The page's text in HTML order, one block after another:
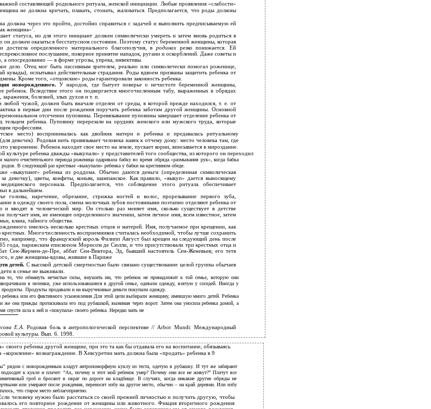
составляющей родильного ритуала, женской инициации. Любые проявления «слабости»
не должна кричать, плакать, стонать, жаловаться. Предполагается, что роды должны
должна через это пройти, достойно справиться с задачей и выполнить предписываемую ей
женщина» 1
статуса, но для этого инициант должен символически умереть и затем вновь родиться в
он должен оказаться бесстатусном состоянии. Поэтому статус беременной женщины, которая
достигла определенного материального благополучия, в родинах резко понижается. Ей
послушание, покорное принятие нападок, ругани и оскорблений. Даже советы и
а опосредованно — в форме угрозы, упрека, инвективы.
дело. Отец мог быть пассивным зрителем, реально или символически помогал роженице,
кувады), испытывал действительные страдания. Роды вдвоем призваны защитить ребенка от
Кроме того, «отцовские» роды гарантировали законность ребенка.
новорожденного.У народов, где бытует поверье о нечистоте беременной женщины,
ребенок. Вследствие этого он подвергается многочисленным табу, выраженных в обрядах
болезней, злых духов и т. п.
чужой, должен быть вначале отделен от среды, в которой прежде находился, т. е. от
в первые дни после рождения поручать ребенка заботам другой женщины. Основной
отсечении пуповины. Перевязывание пуповины завершает отделение ребенка от
тельцем ребенка. Пуповину перерезали на орудиях женского или мужского труда, которые
профессиям.
место) воспринималась как двойник матери и ребенка и предавалась ритуальному
девочек). Родовая нить привязывает человека навек к отчему дому: место человека там, где
укоренение. Ребенок находит свое место на земле, пускает корни, вписывается в мироздание.
культуре ребенка дважды «выкупали» у представителей того сообщества, из которого он переходил
очистительного периода роженица одаривала бабку во время обряда «размывания рук», когда бабка
родов. В следующий раз крестные «выкупали» ребенка у бабки на крестинном обеде.
«выкупают» ребенка из роддома. Обычно даются деньги (определенная символическая
девочку), цветы, конфеты, коньяк, шампанское. Как правило, «выкуп» дается выносящему
персонала. Предполагается, что соблюдение этого ритуала обеспечивает
в дальнейшем.
головы, наречение, обрезание, стрижка ногтей и волос, прорезывание первого зуба,
в одежду своего пола, смена молочных зубов постоянными поэтапно отделяют ребенка от
и вводят в человеческий мир. Он столько раз меняет имя, сколько существует в детстве
получает имя, не имеющее определенного значении, затем личное имя, всем известное, затем
клана, тайного общества.
имелось несколько крестных отцов и матерей. Имя, получаемое при крещении, как
Многочисленность восприемников считалась необходимой, чтобы лучше сохранить
например, что французский король Филипп Август был крещен на следующий день после
года, парижским епископом Морисом де Сюлли, и что присутствовали три крестных отца и
Сен-Жермен-де-Пре, аббат Сен-Виктора, Эд, бывший настоятель Сен-Женевьев; его тетя
и две женщины-вдовы, жившие в Париже
детей. С высокой детской смертностью было связано существование целой группы обычаев
в семье не выживали.
то, что обмануть нечистые силы, внушить им, что ребенок не принадлежит к той семье, которую они
в пеленки, уже использовавшиеся в другой семье, одевали одежду, взятую у соседей. Иногда у
продукты. Продукты продавали и на выручекнные деньги покупали одежду.
ребенка или его фиктивного усыновления Для этой цели выбирали женщину, имевшую много детей. Ребенка
же она трижды протаскивала его под рубашкой, вынимая через ворот. Затем она уносила ребенка домой, а
спустя шла к ней и «покупала» своего ребенка. Нередко мать не
Е.А.Родовая боль в антропологической перспективе // Arbor Mundi: Международный
культуры. Вып. 6. 1998.
своего ребенка другой женщине, при это та как бы отдавала его на воспитание, обязываясь
«кормление» вознаграждение. В Хевсуретии мать должна была «продать» ребенка в 9
рядом с новорожденным кладут антропоморфную куклу из теста, одетую в рубашку. И тут же забирают
к кукле и плачет: “Ах, почему и этот мой ребенок умер? Почему они все не живут?” Плачут все
гроб и бросают в овраг по дороге на кладбище. В случаях, когда никакие другие обряды не
или умирают после рождения, переносят избу на другое место, обычно – на край деревни. Или избу
что старое место неблагоприятно.
человеку нужно было расстаться со своей прежней личностью и получить другую, чтобы
его повторное рождение от женщины или животного. Фикция вторичного рождения